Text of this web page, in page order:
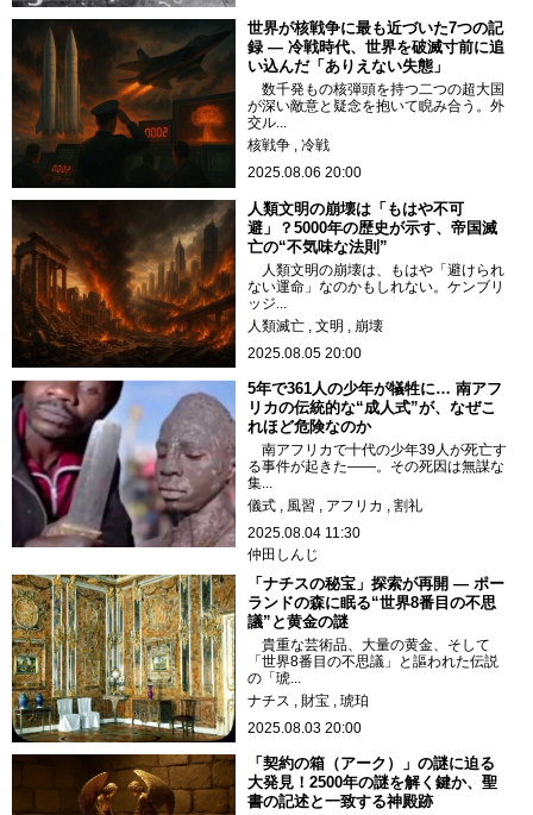
世界が核戦争に最も近づいた7つの記
録 — 冷戦時代、世界を破滅寸前に追
い込んだ「ありえない失態」
数千発もの核弾頭を持つ二つの超大国
が深い敵意と疑念を抱いて睨み合う。外
交ル...
核戦争
冷戦
2025.08.06 20:00
人類文明の崩壊は「もはや不可
避」？5000年の歴史が示す、帝国滅
亡の“不気味な法則”
人類文明の崩壊は、もはや「避けられ
ない運命」なのかもしれない。ケンブリ
ッジ...
人類滅亡
文明
崩壊
2025.08.05 20:00
5年で361人の少年が犠牲に… 南アフ
リカの伝統的な“成人式”が、なぜこ
れほど危険なのか
南アフリカで十代の少年39人が死亡す
る事件が起きた――。その死因は無謀な
集...
儀式
風習 アフリカ
割礼
2025.08.04 11:30
仲田しんじ
「ナチスの秘宝」探索が再開 — ポー
ランドの森に眠る“世界8番目の不思
議”と黄金の謎
貴重な芸術品、大量の黄金、そして
「世界8番目の不思議」と謳われた伝説
の「琥...
ナチス
財宝
琥珀
2025.08.03 20:00
「契約の箱（アーク）」の謎に迫る
大発見！2500年の謎を解く鍵か、聖
書の記述と一致する神殿跡